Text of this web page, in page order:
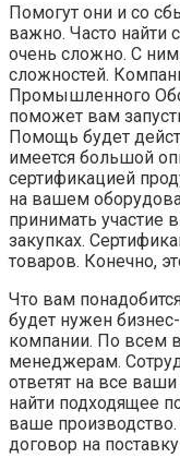
Помогут они и со
важно. Часто найти
очень сложно. С
сложностей.
Промышленного
поможет вам
Помощь будет
имеется большой
сертификацией
на вашем
принимать участие
закупках.
товаров. Конечно,
Что вам
будет нужен
компании. По всем
менеджерам.
ответят на все
найти подходящее
ваше
договор на